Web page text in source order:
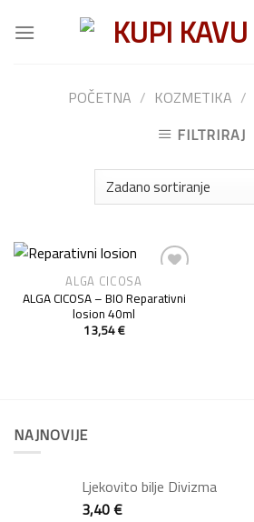
POČETNA / KOZMETIKA /
FILTRIRAJ
Wishlist
ALGA CICOSA
ALGA CICOSA – BIO Reparativni
losion 40ml
13,54€
NAJNOVIJE
Ljekovito bilje Divizma
3,40€